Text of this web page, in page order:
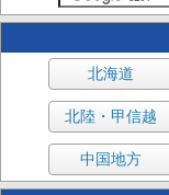
北海道
北陸・甲信越
中国地方